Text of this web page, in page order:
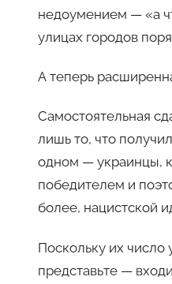
недоумением — «а
улицах городов
А теперь
Самостоятельная
лишь то, что
одном — украинцы,
победителем и
более, нацистской
Поскольку их число
представьте —